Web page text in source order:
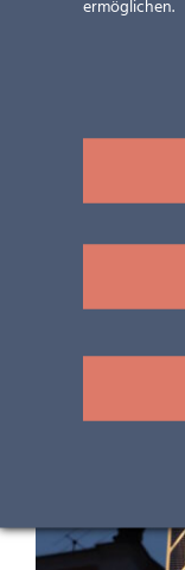
ermöglichen.